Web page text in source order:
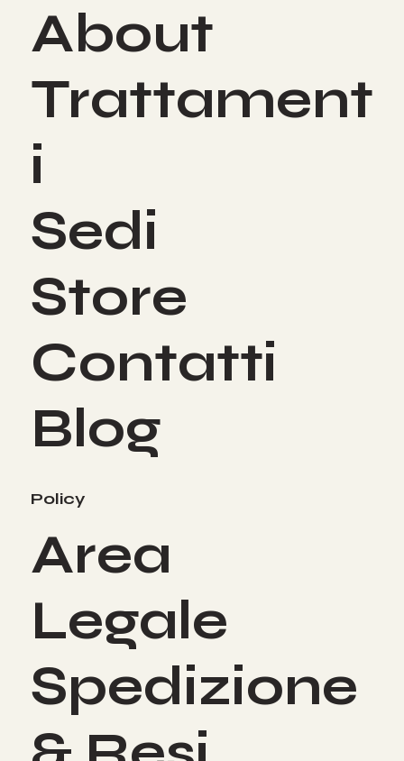
About
Trattament
i
Sedi
Store
Contatti
Blog
Policy
Area
Legale
Spedizione